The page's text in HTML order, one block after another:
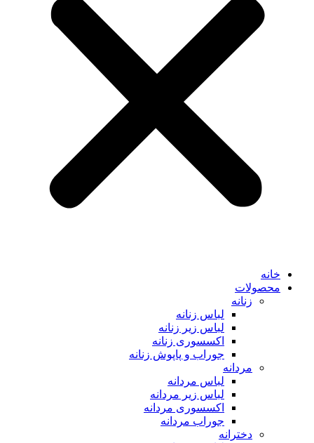
خانه
محصولات
زنانه
لباس زنانه
لباس زیر زنانه
اکسسوری زنانه
جوراب و پاپوش زنانه
مردانه
لباس مردانه
لباس زیر مردانه
اکسسوری مردانه
جوراب مردانه
دخترانه